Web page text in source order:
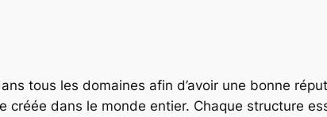
tous les domaines afin d’avoir une bonne
créée dans le monde entier. Chaque structure